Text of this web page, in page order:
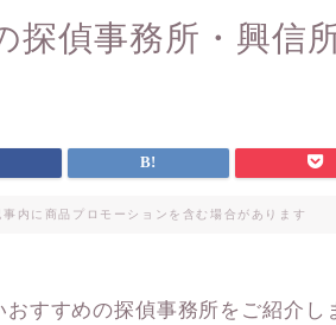
探偵事務所・興信
事内に商品プロモーションを含む場合があります
すすめの探偵事務所をご紹介し